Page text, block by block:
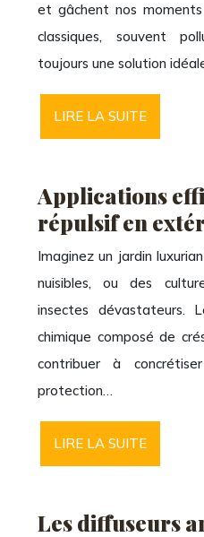
et gâchent nos
classiques, souvent
toujours une solution
LIRE LA SUITE
Applications
répulsif en
Imaginez un jardin
nuisibles, ou des
insectes dévastateurs.
chimique composé de
contribuer à
protection…
LIRE LA SUITE
Les diffuseurs